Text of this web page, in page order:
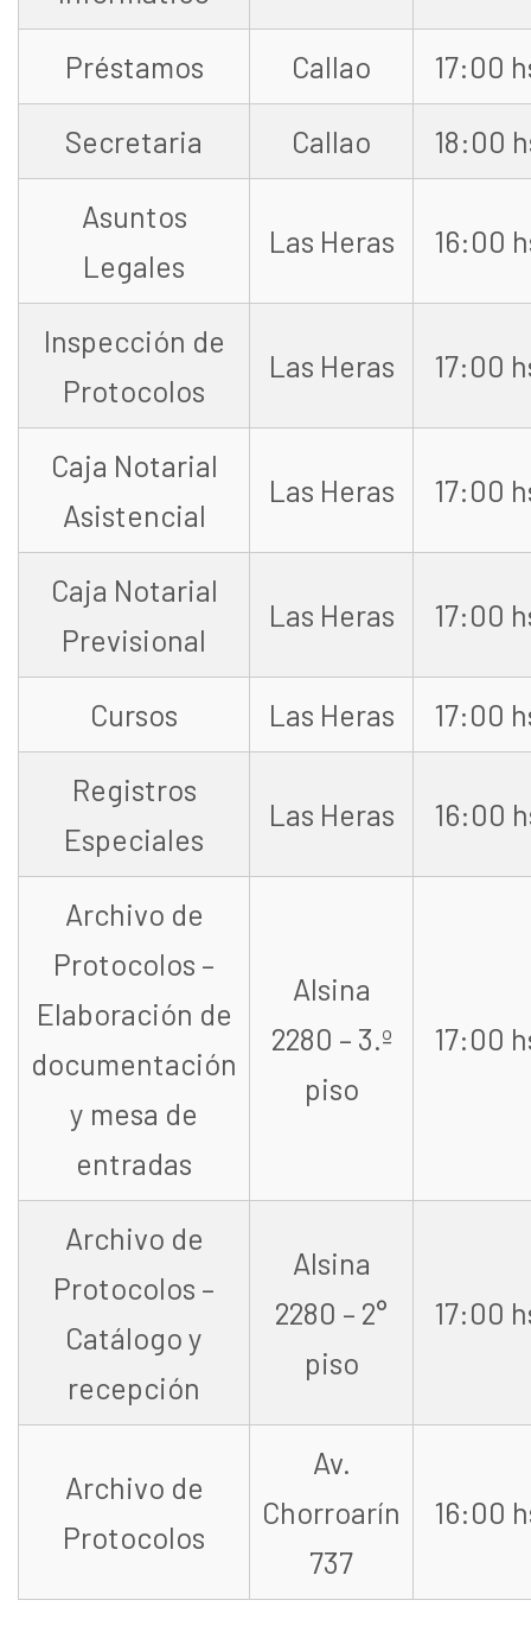
Préstamos Callao 17:00
Secretaria Callao 18:00
Asuntos
Legales
Las Heras 16:00
Inspección de
Protocolos
Las Heras 17:00
Caja Notarial
Asistencial
Las Heras 17:00
Caja Notarial
Previsional
Las Heras 17:00
Cursos Las Heras 17:00
Registros
Especiales
Las Heras 16:00
Archivo de
Protocolos –
Elaboración de
documentación
y mesa de
entradas
Alsina
2280 – 3.º
piso
17:00
Archivo de
Protocolos –
Catálogo y
recepción
Alsina
2280 – 2°
piso
17:00
Archivo de
Protocolos
Av.
Chorroarín
737
16:00